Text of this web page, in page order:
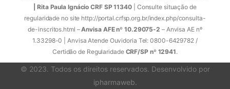
| Rita Paula Ignácio CRF SP 11340 | Consulte situação de
regularidade no site http://portal.crfsp.org.br/index.php/consulta-
de-inscritos.html –Anvisa AFE nº 10.29075-2 – Anvisa AE nº
1.33298-0 | Anvisa Atende Ouvidoria Tel: 0800-6429782 /
Certidão de Regularidade CRF/SP nº 12941.
© 2023. Todos os direitos reservados. Desenvolvido por
ipharmaweb.